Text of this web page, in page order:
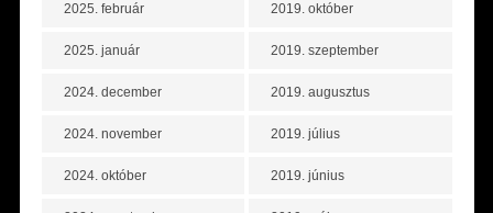
2025. február
2025. január
2024. december
2024. november
2024. október
2019. október
2019. szeptember
2019. augusztus
2019. július
2019. június